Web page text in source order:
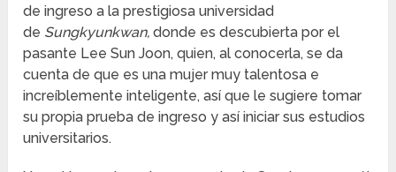
de ingreso a la prestigiosa universidad
de Sungkyunkwan,donde es descubierta por el
pasante Lee Sun Joon, quien, al conocerla, se da
cuenta de que es una mujer muy talentosa e
increíblemente inteligente, así que le sugiere tomar
su propia prueba de ingreso y así iniciar sus estudios
universitarios.